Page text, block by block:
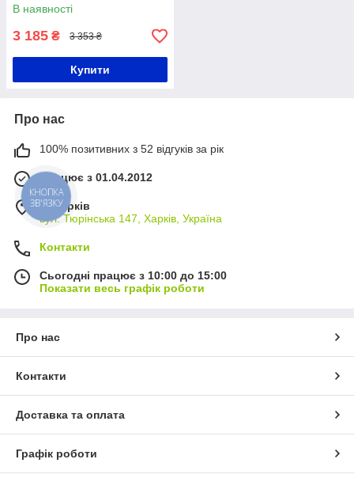
В наявності
3 185 ₴ 3 353 ₴
Купити
Про нас
100% позитивних з 52 відгуків за рік
Працює з 01.04.2012
м. Харків
вул. Тюрінська 147, Харків, Україна
Контакти
Сьогодні працює з 10:00 до 15:00
Показати весь графік роботи
Про нас
Контакти
Доставка та оплата
Графік роботи
КНОПКА
ЗВ'ЯЗКУ